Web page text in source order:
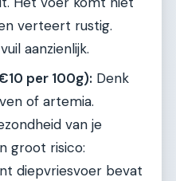
verteert rustig.
aanzienlijk.
per 100g): Denk
of artemia.
van je
groot risico:
diepvriesvoer bevat